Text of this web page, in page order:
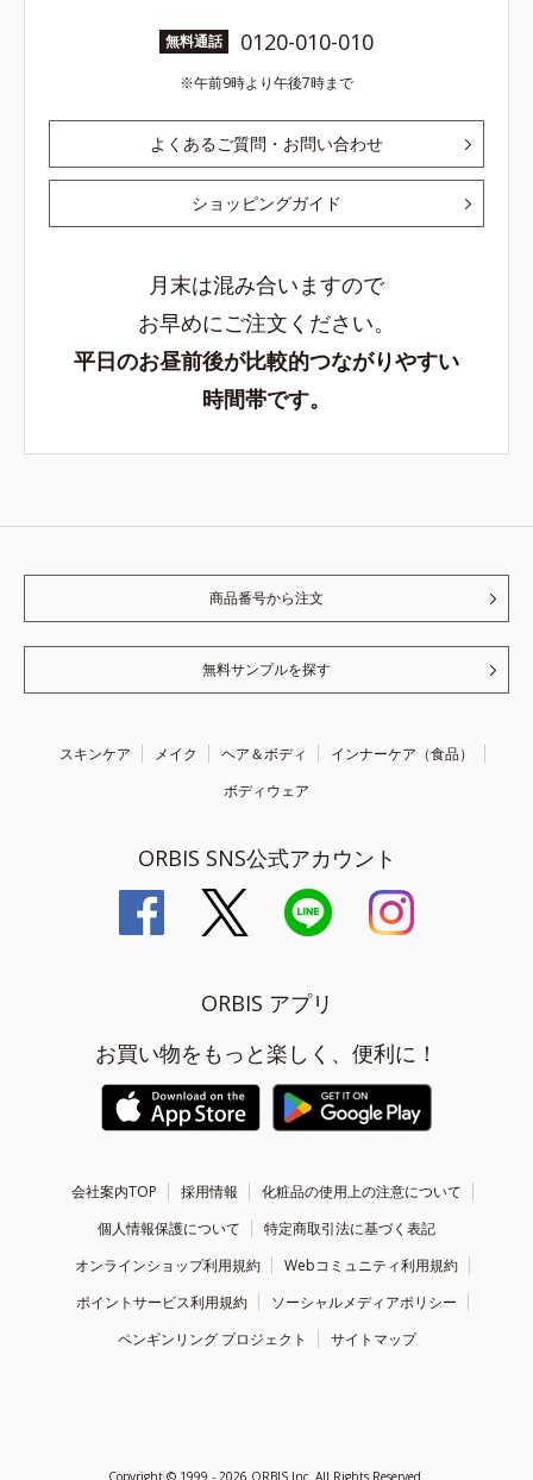
無料通話 0120-010-010
午前9時より午後7時まで
よくあるご質問・お問い合わせ
ショッピングガイド
月末は混み合いますので
お早めにご注文ください。
平日のお昼前後が比較的つながりやすい
時間帯です。
商品番号から注文
無料サンプルを探す
スキンケア メイク ヘア＆ボディ
インナーケア（食品）
ボディウェア
ORBIS SNS公式アカウント
ORBIS アプリ
お買い物をもっと楽しく、便利に！
会社案内TOP 採用情報
化粧品の使用上の注意について
個人情報保護について
特定商取引法に基づく表記
オンラインショップ利用規約
Webコミュニティ利用規約
ポイントサービス利用規約
ソーシャルメディアポリシー
ペンギンリング プロジェクト
サイトマップ